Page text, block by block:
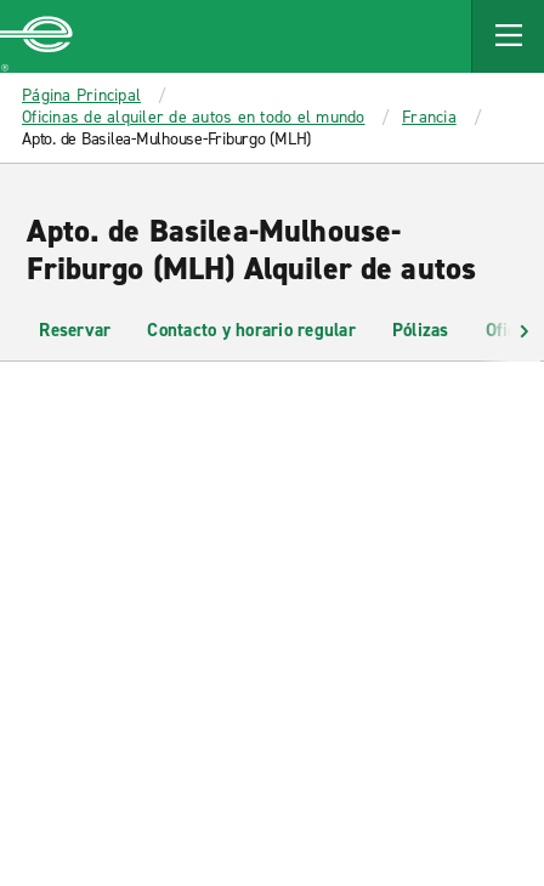
MAIN
CONTENT
Enterprise
Página Principal
Oficinas de alquiler de autos en todo el mundo
Francia
Apto. de Basilea-Mulhouse-Friburgo (MLH)
Apto. de Basilea-Mulhouse-
Friburgo (MLH) Alquiler de autos
Reservar Contacto y horario regular Pólizas